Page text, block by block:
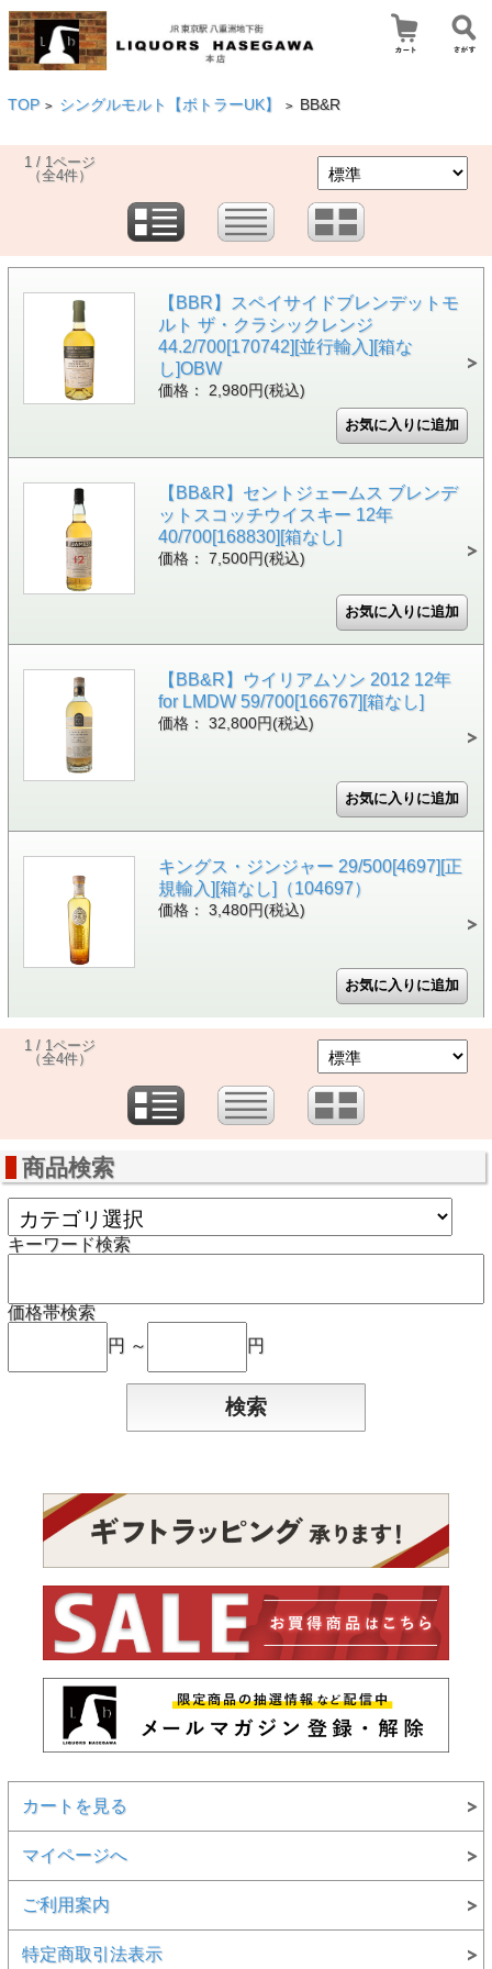
TOP > シングルモルト【ボトラーUK】 > BB&R
1 / 1ページ
（全4件）
【BBR】スペイサイドブレンデットモ
ルト ザ・クラシックレンジ
44.2/700[170742][並行輸入][箱な
し]OBW
価格： 2,980円(税込)
【BB&R】セントジェームス ブレンデ
ットスコッチウイスキー 12年
40/700[168830][箱なし]
価格： 7,500円(税込)
【BB&R】ウイリアムソン 2012 12年
for LMDW 59/700[166767][箱なし]
価格： 32,800円(税込)
キングス・ジンジャー 29/500[4697][正
規輸入][箱なし]（104697）
価格： 3,480円(税込)
1 / 1ページ
（全4件）
商品検索
キーワード検索
価格帯検索
円 ～
円
カートを見る
マイページへ
ご利用案内
特定商取引法表示